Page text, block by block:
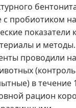
с пробиотиком на
показатели
и методы.
проводили
в течение
рацион